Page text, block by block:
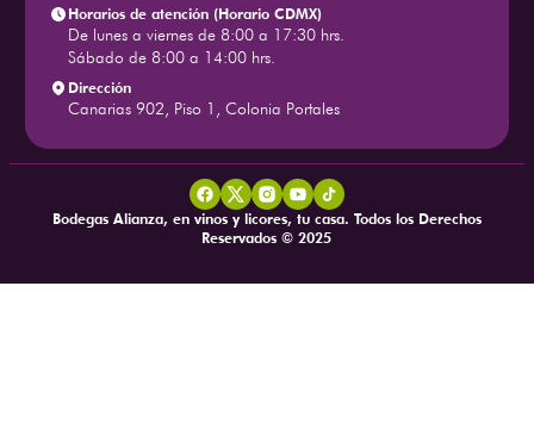
Horarios de atención (Horario CDMX)
De lunes a viernes de 8:00 a 17:30 hrs.
Sábado de 8:00 a 14:00 hrs.
Dirección
Canarias 902, Piso 1, Colonia Portales
Bodegas Alianza, en vinos y licores, tu casa. Todos los Derechos
Reservados © 2025